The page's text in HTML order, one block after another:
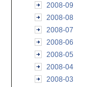
2008-09
2008-08
2008-07
2008-06
2008-05
2008-04
2008-03